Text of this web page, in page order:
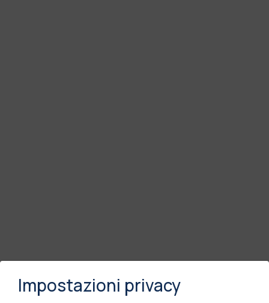
Impostazioni privacy